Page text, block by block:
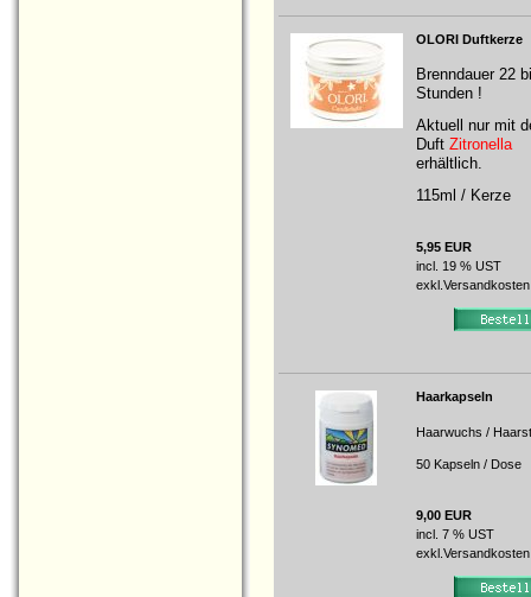
OLORI Duftkerze
Brenndauer 22
Stunden !
Aktuell nur mit
Duft Zitronella
erhältlich.
115ml / Kerze
5,95 EUR
incl. 19 % UST
exkl. Versandkosten
Haarkapseln
Haarwuchs /
50 Kapseln / Dose
9,00 EUR
incl. 7 % UST
exkl. Versandkosten